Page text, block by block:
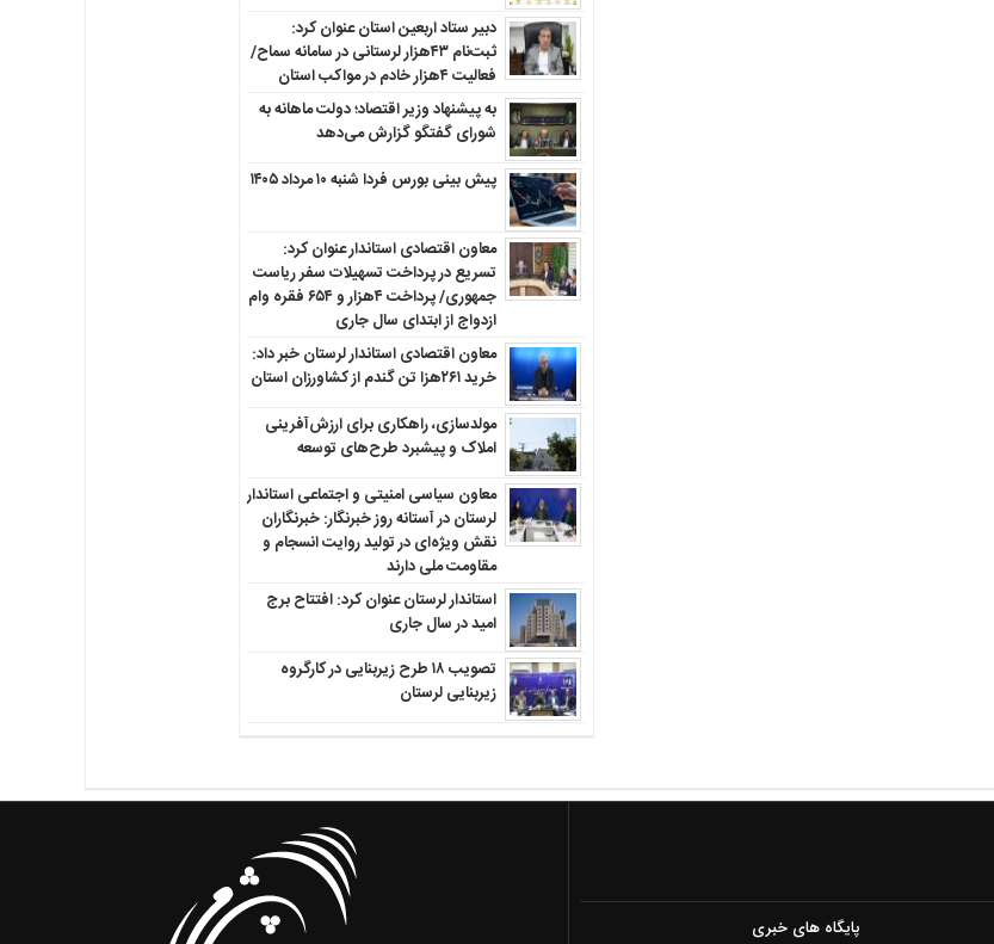
دبیر ستاد اربعین استان عنوان کرد:
ثبت‌نام ۴۳هزار لرستانی در سامانه سماح/
فعالیت ۴هزار خادم در مواکب استان
به پیشنهاد وزیر اقتصاد؛ دولت ماهانه به
شورای گفتگو گزارش می‌دهد
پیش بینی بورس فردا شنبه ۱۰ مرداد ۱۴۰۵
معاون اقتصادی استاندار عنوان کرد:
تسریع در پرداخت تسهیلات سفر ریاست
جمهوری/ پرداخت ۴هزار و ۶۵۴ فقره وام
ازدواج از ابتدای سال جاری
معاون اقتصادی استاندار لرستان خبر داد:
خرید ۲۶۱هزا تن گندم از کشاورزان استان
مولدسازی، راهکاری برای ارزش‌آفرینی
املاک و پیشبرد طرح‌های توسعه
معاون سیاسی امنیتی و اجتماعی استاندار
لرستان در آستانه روز خبرنگار: خبرنگاران
نقش ویژه‌ای در تولید روایت انسجام و
مقاومت ملی دارند
استاندار لرستان عنوان کرد: افتتاح برج
امید در سال جاری
تصویب ۱۸ طرح زیربنایی در کارگروه
زیربنایی لرستان
پایگاه های خبری